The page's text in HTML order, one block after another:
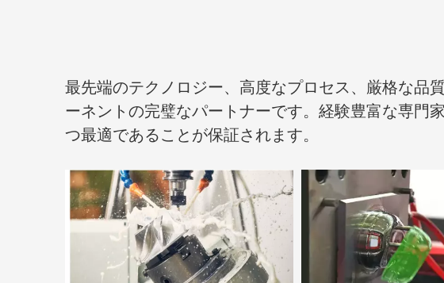
最先端のテクノロジー、高度なプロセス、厳格な品
ーネントの完璧なパートナーです。経験豊富な専門
つ最適であることが保証されます。